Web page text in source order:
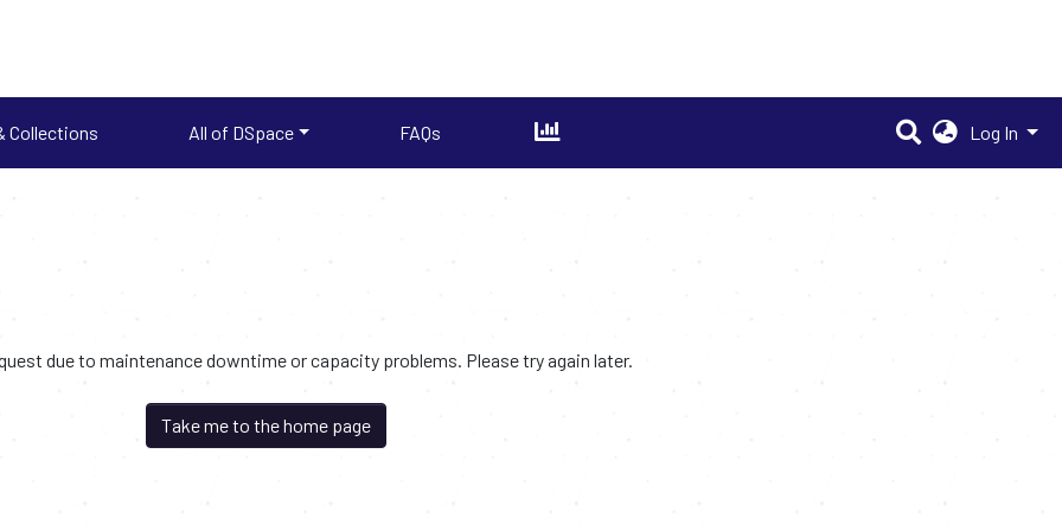
Collections All of DSpace FAQs Log In
due to maintenance downtime or capacity problems. Please try again later.
Take me to the home page